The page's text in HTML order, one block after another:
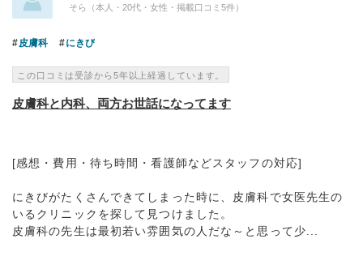
そら（本人・20代・女性・掲載口コミ5件）
皮膚科 にきび
この口コミは受診から5年以上経過しています。
皮膚科と内科、両方お世話になってます
[感想・費用・待ち時間・看護師などスタッフの対応]
にきびがたくさんできてしまった時に、皮膚科で女医先生の
いるクリニックを探して見つけました。
皮膚科の先生は最初若い雰囲気の人だな～と思って少...